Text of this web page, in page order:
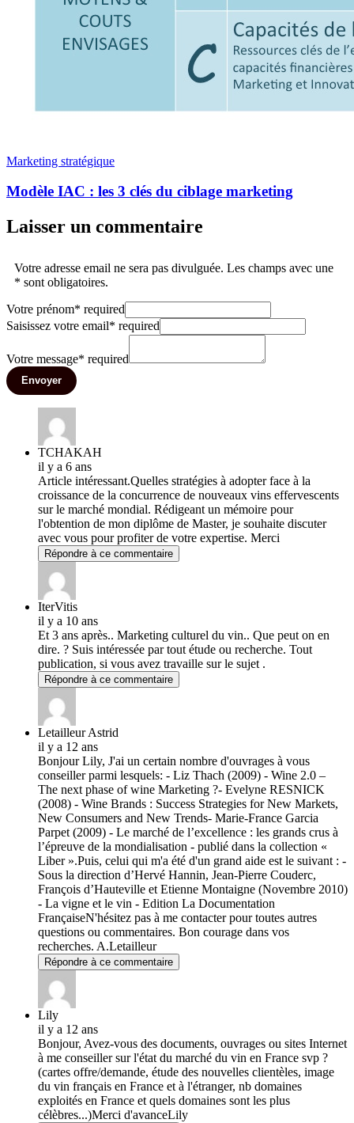
Marketing stratégique
Modèle IAC : les 3 clés du ciblage marketing
Laisser un commentaire
Votre adresse email ne sera pas divulguée. Les champs avec une
* sont obligatoires.
Votre prénom* required
Saisissez votre email* required
Votre message* required
Envoyer
TCHAKAH
il y a 6 ans
Article intéressant.Quelles stratégies à adopter face à la
croissance de la concurrence de nouveaux vins effervescents
sur le marché mondial. Rédigeant un mémoire pour
l'obtention de mon diplôme de Master, je souhaite discuter
avec vous pour profiter de votre expertise. Merci
Répondre à ce commentaire
IterVitis
il y a 10 ans
Et 3 ans après.. Marketing culturel du vin.. Que peut on en
dire. ? Suis intéressée par tout étude ou recherche. Tout
publication, si vous avez travaille sur le sujet .
Répondre à ce commentaire
Letailleur Astrid
il y a 12 ans
Bonjour Lily, J'ai un certain nombre d'ouvrages à vous
conseiller parmi lesquels: - Liz Thach (2009) - Wine 2.0 –
The next phase of wine Marketing ?- Evelyne RESNICK
(2008) - Wine Brands : Success Strategies for New Markets,
New Consumers and New Trends- Marie-France Garcia
Parpet (2009) - Le marché de l’excellence : les grands crus à
l’épreuve de la mondialisation - publié dans la collection «
Liber ».Puis, celui qui m'a été d'un grand aide est le suivant : -
Sous la direction d’Hervé Hannin, Jean-Pierre Couderc,
François d’Hauteville et Etienne Montaigne (Novembre 2010)
- La vigne et le vin - Edition La Documentation
FrançaiseN'hésitez pas à me contacter pour toutes autres
questions ou commentaires. Bon courage dans vos
recherches. A.Letailleur
Répondre à ce commentaire
Lily
il y a 12 ans
Bonjour, Avez-vous des documents, ouvrages ou sites Internet
à me conseiller sur l'état du marché du vin en France svp ?
(cartes offre/demande, étude des nouvelles clientèles, image
du vin français en France et à l'étranger, nb domaines
exploités en France et quels domaines sont les plus
célèbres...)Merci d'avanceLily